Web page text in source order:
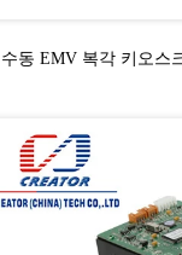
수동 EMV 복각 키오스